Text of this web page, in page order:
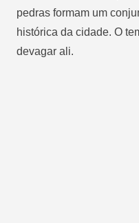
pedras formam um
histórica da cidade. O
devagar ali.